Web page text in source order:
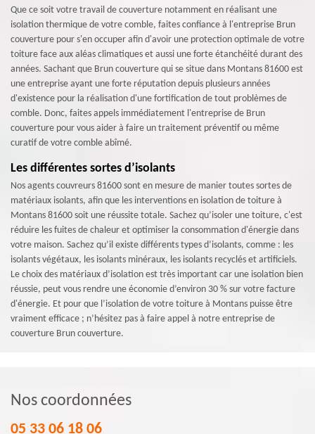
Que ce soit votre travail de couverture notamment en réalisant une
isolation thermique de votre comble, faites confiance à l'entreprise Brun
couverture pour s'en occuper afin d'avoir une protection optimale de votre
toiture face aux aléas climatiques et aussi une forte étanchéité durant des
années. Sachant que Brun couverture qui se situe dans Montans 81600 est
une entreprise ayant une forte réputation depuis plusieurs années
d'existence pour la réalisation d'une fortification de tout problèmes de
comble. Donc, faites appels immédiatement l'entreprise de Brun
couverture pour vous aider à faire un traitement préventif ou même
curatif de votre comble abîmé.
Les différentes sortes d’isolants
Nos agents couvreurs 81600 sont en mesure de manier toutes sortes de
matériaux isolants, afin que les interventions en isolation de toiture à
Montans 81600 soit une réussite totale. Sachez qu’isoler une toiture, c'est
réduire les fuites de chaleur et optimiser la consommation d'énergie dans
votre maison. Sachez qu’il existe différents types d’isolants, comme : les
isolants végétaux, les isolants minéraux, les isolants recyclés et artificiels.
Le choix des matériaux d’isolation est très important car une isolation bien
réussie, peut vous rendre une économie d’environ 30 % sur votre facture
d'énergie. Et pour que l’isolation de votre toiture à Montans puisse être
vraiment efficace ; n’hésitez pas à faire appel à notre entreprise de
couverture Brun couverture.
Nos coordonnées
05 33 06 18 06